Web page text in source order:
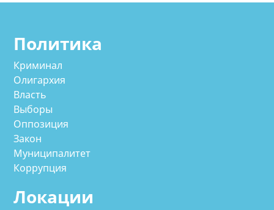
Политика
Криминал
Олигархия
Власть
Выборы
Оппозиция
Закон
Муниципалитет
Коррупция
Локации